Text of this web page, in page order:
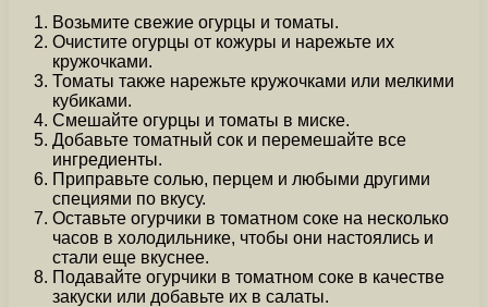
Возьмите свежие огурцы и томаты.
Очистите огурцы от кожуры и нарежьте их
кружочками.
Томаты также нарежьте кружочками или мелкими
кубиками.
Смешайте огурцы и томаты в миске.
Добавьте томатный сок и перемешайте все
ингредиенты.
Приправьте солью, перцем и любыми другими
специями по вкусу.
Оставьте огурчики в томатном соке на несколько
часов в холодильнике, чтобы они настоялись и
стали еще вкуснее.
Подавайте огурчики в томатном соке в качестве
закуски или добавьте их в салаты.